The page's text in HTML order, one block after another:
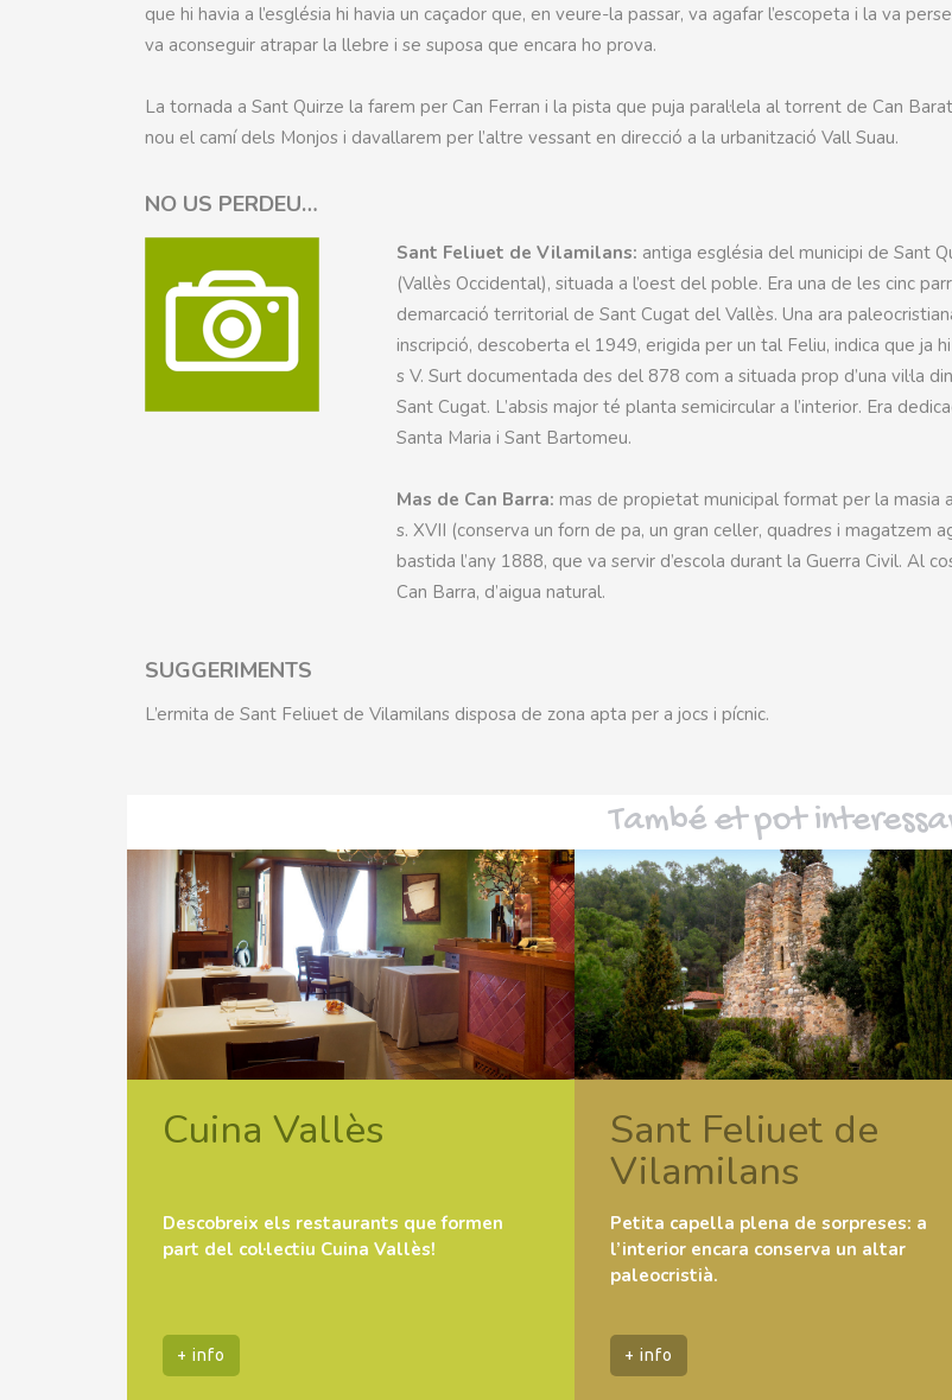
que hi havia a l’església hi havia un caçador que, en veure-la passar, va agafar l’escopeta i la va
va aconseguir atrapar la llebre i se suposa que encara ho prova.
La tornada a Sant Quirze la farem per Can Ferran i la pista que puja paral·lela al torrent de Can
nou el camí dels Monjos i davallarem per l’altre vessant en direcció a la urbanització Vall Suau.
NO US PERDEU…
Sant Feliuet de Vilamilans: antiga església del municipi de Sant
(Vallès Occidental), situada a l’oest del poble. Era una de les cinc
demarcació territorial de Sant Cugat del Vallès. Una ara
inscripció, descoberta el 1949, erigida per un tal Feliu, indica que ja
s V. Surt documentada des del 878 com a situada prop d’una vil·la
Sant Cugat. L’absis major té planta semicircular a l’interior. Era
Santa Maria i Sant Bartomeu.
Mas de Can Barra: mas de propietat municipal format per la masia
s. XVII (conserva un forn de pa, un gran celler, quadres i magatzem
bastida l’any 1888, que va servir d’escola durant la Guerra Civil. Al
Can Barra, d’aigua natural.
SUGGERIMENTS
L’ermita de Sant Feliuet de Vilamilans disposa de zona apta per a jocs i pícnic.
També et pot
Cuina Vallès
Descobreix els restaurants que formen
part del col·lectiu Cuina Vallès!
+ info
Sant Feliuet de
Vilamilans
Petita capella plena de sorpreses: a
l’interior encara conserva un altar
paleocristià.
+ info